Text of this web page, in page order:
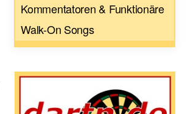
Kommentatoren & Funktionäre
Walk-On Songs